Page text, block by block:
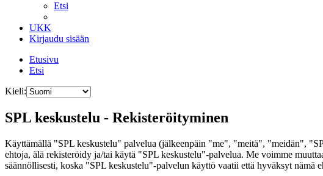
Etsi
UKK
Kirjaudu sisään
Etusivu
Etsi
Kieli:
SPL keskustelu - Rekisteröityminen
Käyttämällä "SPL keskustelu" palvelua (jälkeenpäin "me", "meitä", "meidän",
ehtoja, älä rekisteröidy ja/tai käytä "SPL keskustelu"-palvelua. Me voimme
säännöllisesti, koska "SPL keskustelu"-palvelun käyttö vaatii että hyväksyt nämä